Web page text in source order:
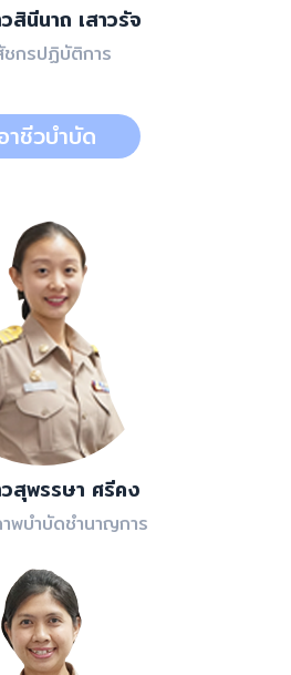
สินีนาถ เสาวรัจ
ชกรปฏิบัติการ
าชีวบำบัด
สุพรรษา ศรีคง
พบำบัดชำนาญการ